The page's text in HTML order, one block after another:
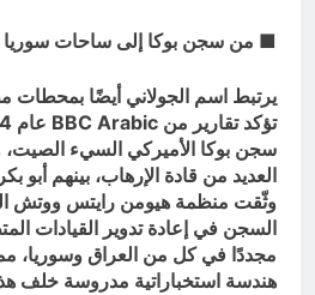
■ من سجن بوكا إلى ساحات سوريا
يرتبط اسم الجولاني أيضًا بمحطات
تؤكد تقارير من BBC Arabic
سجن بوكا الأميركي السيء الصيت،
العديد من قادة الإرهاب، بينهم أبو
وثّقت منظمة هيومن رايتس ووتش
السجن في إعادة تدوير القيادات
مجددًا في كل من العراق وسوريا،
هندسة استخباراتية مدروسة خلف